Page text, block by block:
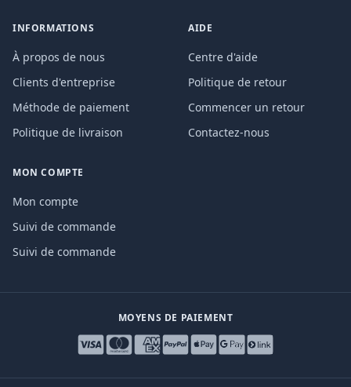
INFORMATIONS
À propos de nous
Clients d'entreprise
Méthode de paiement
Politique de livraison
AIDE
Centre d'aide
Politique de retour
Commencer un retour
Contactez-nous
MON COMPTE
Mon compte
Suivi de commande
Suivi de commande
MOYENS DE PAIEMENT